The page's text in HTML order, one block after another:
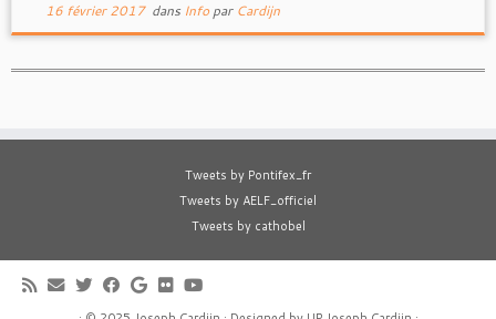
16 février 2017dans Info par Cardijn
Tweets by Pontifex_fr
Tweets by AELF_officiel
Tweets by cathobel